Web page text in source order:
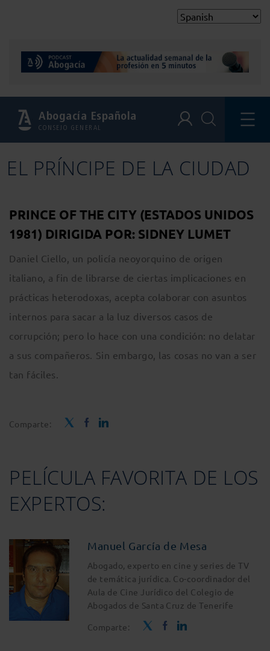
Abogacía Española
CONSEJO GENERAL
EL PRÍNCIPE DE LA CIUDAD
PRINCE OF THE CITY (ESTADOS UNIDOS
1981) DIRIGIDA POR: SIDNEY LUMET
Daniel Ciello, un policía neoyorquino de origen
italiano, a fin de librarse de ciertas implicaciones en
prácticas heterodoxas, acepta colaborar con asuntos
internos para sacar a la luz diversos casos de
corrupción; pero lo hace con una condición: no delatar
a sus compañeros. Sin embargo, las cosas no van a ser
tan fáciles.
Comparte:
PELÍCULA FAVORITA DE LOS
EXPERTOS:
Manuel García de Mesa
Abogado, experto en cine y series de TV
de temática jurídica. Co-coordinador del
Aula de Cine Jurídico del Colegio de
Abogados de Santa Cruz de Tenerife
Comparte: